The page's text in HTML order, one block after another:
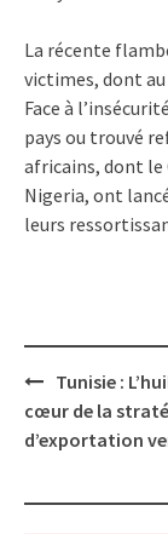
La récente
victimes, dont
Face à
pays ou trouvé
africains, dont le
Nigeria, ont
leurs
Post
navigation
Tunisie :
cœur de la
d’exportation